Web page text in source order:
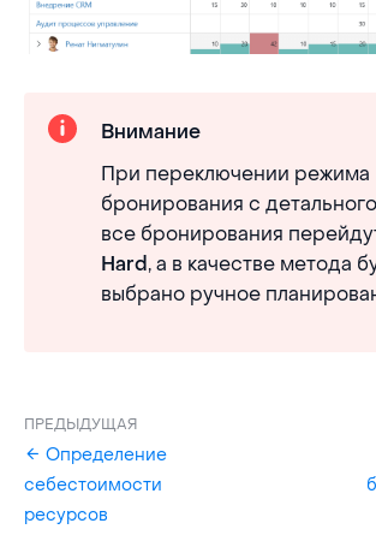
Внимание
При переключении режима
бронирования с
все бронирования
Hard , а в качестве метода
выбрано ручное
ПРЕДЫДУЩАЯ
Определение
себестоимости
ресурсов